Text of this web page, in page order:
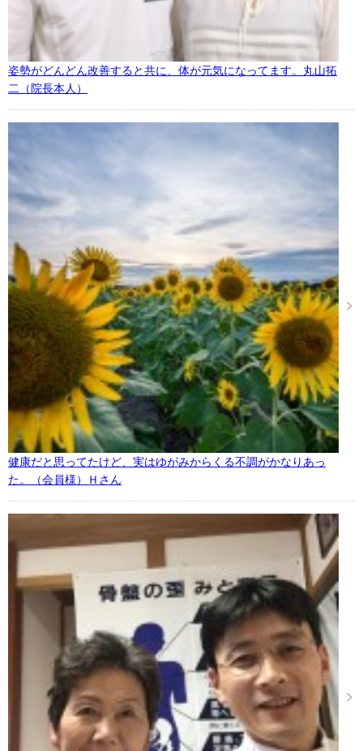
姿勢がどんどん改善すると共に、体が元気になってます。丸山拓
二（院長本人）
健康だと思ってたけど、実はゆがみからくる不調がかなりあっ
た。（会員様）Ｈさん